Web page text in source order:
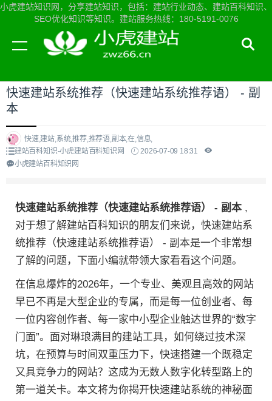
小虎建站知识网，分享建站知识，包括：建站行业动态、建站百科知识、
SEO优化知识等知识。建站服务热线：180-5191-0076
当前位置：小虎建站知识网首页>建站百科知识
快速建站系统推荐（快速建站系统推荐语） - 副
本
快速,建站,系统,推荐,推荐语,副本,在,信息,
建站百科知识-小虎建站百科知识网
2026-07-09 18:31
小虎建站百科知识网
快速建站系统推荐（快速建站系统推荐语） - 副本 ,
对于想了解建站百科知识的朋友们来说，快速建站系
统推荐（快速建站系统推荐语） - 副本是一个非常想
了解的问题，下面小编就带领大家看看这个问题。
在信息爆炸的2026年，一个专业、美观且高效的网站
早已不再是大型企业的专属，而是每一位创业者、每
一位内容创作者、每一家中小型企业触达世界的“数字
门面”。面对琳琅满目的建站工具，如何绕过技术深
坑，在预算与时间双重压力下，快速搭建一个既稳定
又具竞争力的网站？这成为无数人数字化转型路上的
第一道关卡。本文将为你揭开快速建站系统的神秘面